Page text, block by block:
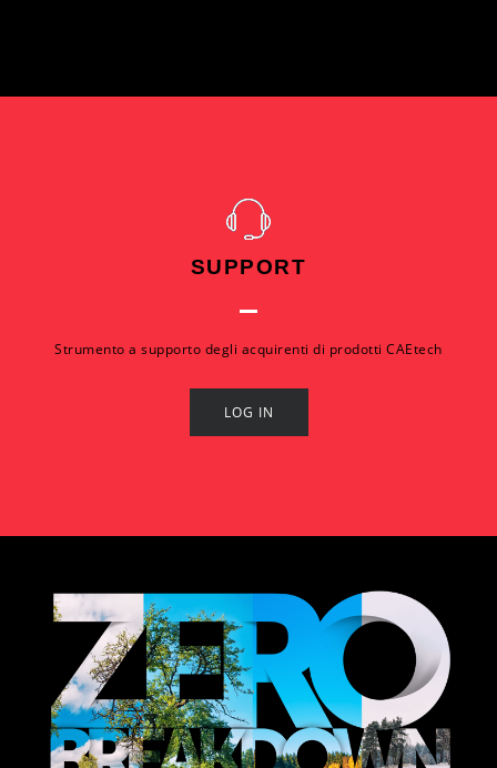
SUPPORT
Strumento a supporto degli acquirenti di prodotti CAEtech
LOG IN